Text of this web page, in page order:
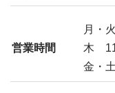
営業時間
月・
木
金・